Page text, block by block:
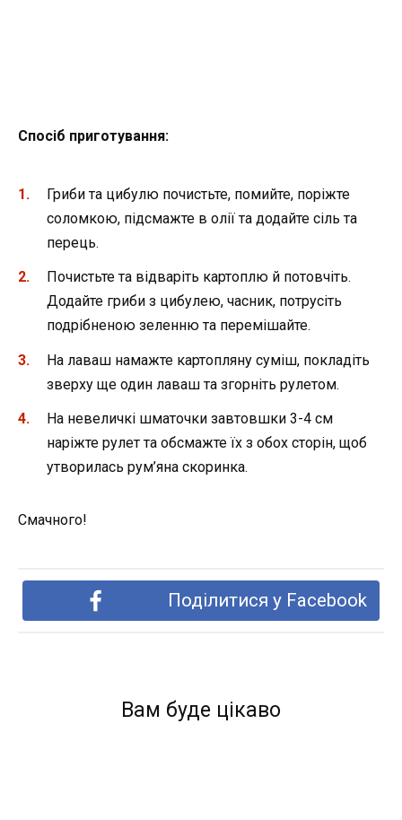
Спосіб приготування:
Гриби та цибулю почистьте, помийте, поріжте
соломкою, підсмажте в олії та додайте сіль та
перець.
Почистьте та відваріть картоплю й потовчіть.
Додайте гриби з цибулею, часник, потрусіть
подрібненою зеленню та перемішайте.
На лаваш намажте картопляну суміш, покладіть
зверху ще один лаваш та згорніть рулетом.
На невеличкі шматочки завтовшки 3-4 см
наріжте рулет та обсмажте їх з обох сторін, щоб
утворилась рум’яна скоринка.
Смачного!
Поділитися у Facebook
Вам буде цікаво